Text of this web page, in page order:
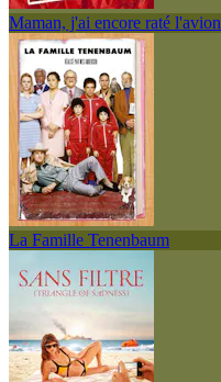
Maman, j'ai encore raté l'avion
La Famille Tenenbaum